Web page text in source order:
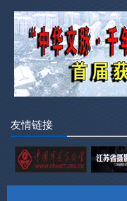
友情链接